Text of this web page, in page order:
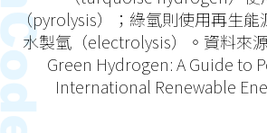
（pyrolysis）；綠氫則使用再生能
水製氫（electrolysis）。資料來源
Green Hydrogen: A Guide to
International Renewable